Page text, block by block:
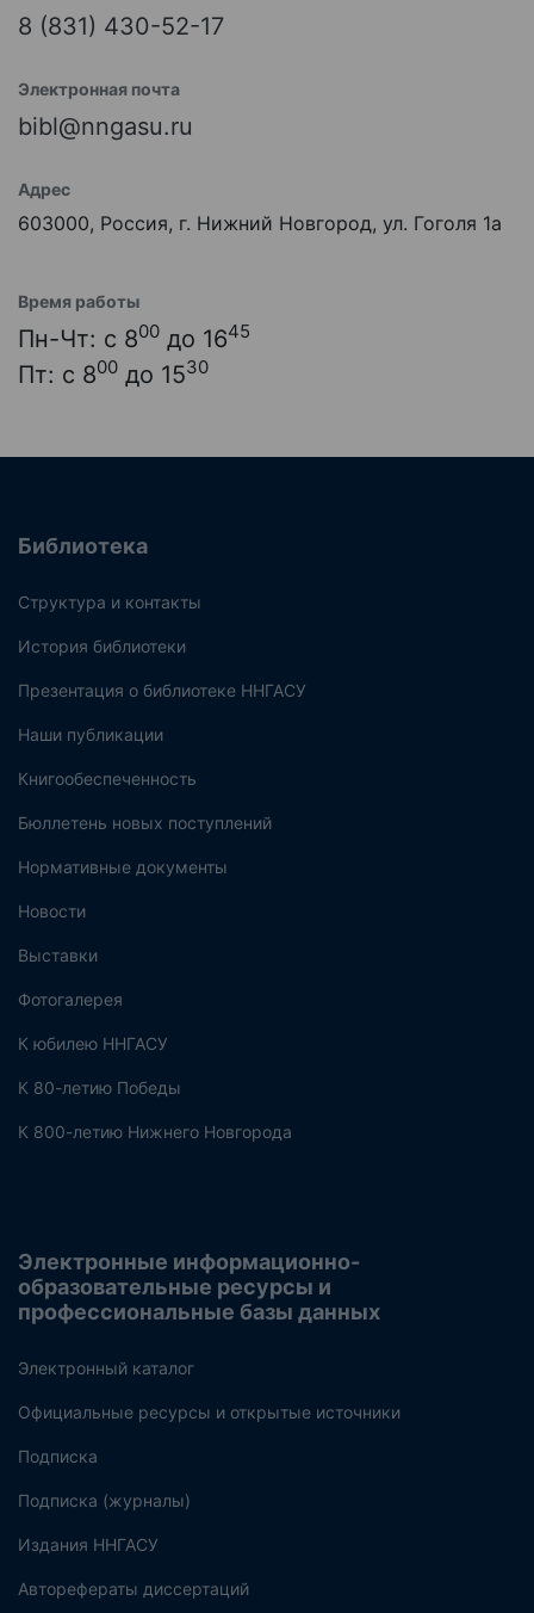
8 (831) 430-52-17
Электронная почта
bibl@nngasu.ru
Адрес
603000, Россия, г. Нижний Новгород, ул. Гоголя 1а
Время работы
Пн-Чт: с 800 до 1645
Пт: с 800 до 1530
Библиотека
Структура и контакты
История библиотеки
Презентация о библиотеке ННГАСУ
Наши публикации
Книгообеспеченность
Бюллетень новых поступлений
Нормативные документы
Новости
Выставки
Фотогалерея
К юбилею ННГАСУ
К 80-летию Победы
К 800-летию Нижнего Новгорода
Электронные информационно-
образовательные ресурсы и
профессиональные базы данных
Электронный каталог
Официальные ресурсы и открытые источники
Подписка
Подписка (журналы)
Издания ННГАСУ
Авторефераты диссертаций